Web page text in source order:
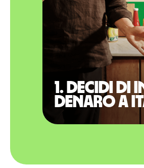
1. Decidi di
denaro a